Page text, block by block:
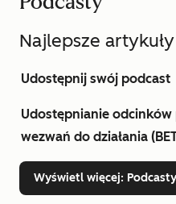
Najlepsze artykuły
Udostępnij swój podcast
Udostępnianie
wezwań do działania
Wyświetl więcej: Podcasty